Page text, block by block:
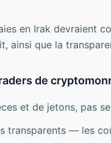
en Irak devraient
ainsi que la
de
et de jetons, pas
transparents — les